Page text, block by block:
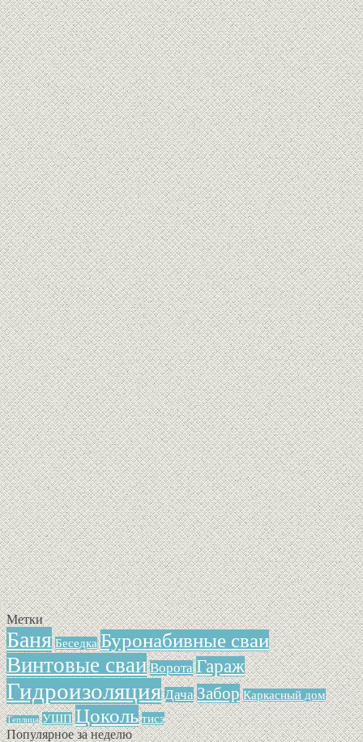
Метки
Баня Беседка Буронабивные сваи
Винтовые сваи Ворота Гараж
Гидроизоляция Дача Забор Каркасный дом
Теплица УШП Цоколь тисэ
Популярное за неделю